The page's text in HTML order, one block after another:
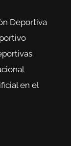
Deportiva
en el